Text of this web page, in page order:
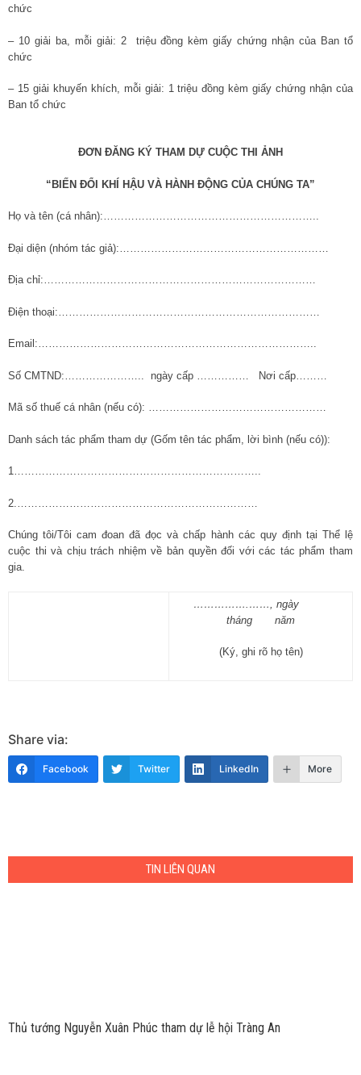
chức
– 10 giải ba, mỗi giải: 2 triệu đồng kèm giấy chứng nhận của Ban tổ
chức
– 15 giải khuyến khích, mỗi giải: 1 triệu đồng kèm giấy chứng nhận của
Ban tổ chức
ĐƠN ĐĂNG KÝ THAM DỰ CUỘC THI ẢNH
“BIẾN ĐỔI KHÍ HẬU VÀ HÀNH ĐỘNG CỦA CHÚNG TA”
Họ và tên (cá nhân):……………………………………………………..
Đại diện (nhóm tác giả):……………………………………………………
Địa chỉ:……………………………………………………………………
Điện thoại:…………………………………………………………………
Email:……………………………………………………………………..
Số CMTND:………………….. ngày cấp …………… Nơi cấp………
Mã số thuế cá nhân (nếu có): ……………………………………………
Danh sách tác phẩm tham dự (Gốm tên tác phẩm, lời bình (nếu có)):
1……………………………………………………………..
2.……………………………………………………………
Chúng tôi/Tôi cam đoan đã đọc và chấp hành các quy định tại Thể lệ
cuộc thi và chịu trách nhiệm về bản quyền đối với các tác phẩm tham
gia.
…………….……, ngày
tháng năm
(Ký, ghi rõ họ tên)
Share via:
Facebook Twitter LinkedIn More
TIN LIÊN QUAN
Thủ tướng Nguyễn Xuân Phúc tham dự lễ hội Tràng An